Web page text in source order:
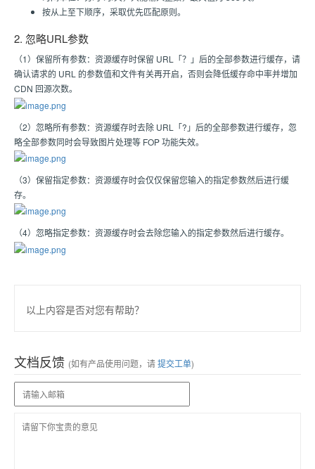
按从上至下顺序，采取优先匹配原则。
2. 忽略URL参数
（1）保留所有参数：资源缓存时保留 URL「？」后的全部参数进行缓存，请
确认请求的 URL 的参数值和文件有关再开启，否则会降低缓存命中率并增加
CDN 回源次数。
（2）忽略所有参数：资源缓存时去除 URL「?」后的全部参数进行缓存，忽
略全部参数同时会导致图片处理等 FOP 功能失效。
（3）保留指定参数：资源缓存时会仅仅保留您输入的指定参数然后进行缓
存。
（4）忽略指定参数：资源缓存时会去除您输入的指定参数然后进行缓存。
以上内容是否对您有帮助？
文档反馈 (如有产品使用问题，请提交工单)